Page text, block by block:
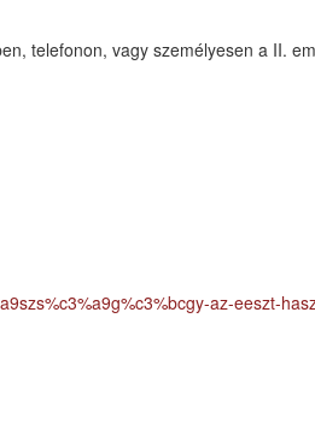
telefonon, vagy személyesen a II.
az-eeszt-